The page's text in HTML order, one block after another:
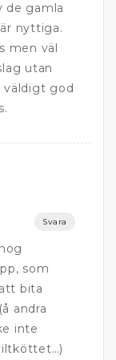
de gamla
nyttiga.
men väl
utan
väldigt god
Svara
som
bita
andra
inte